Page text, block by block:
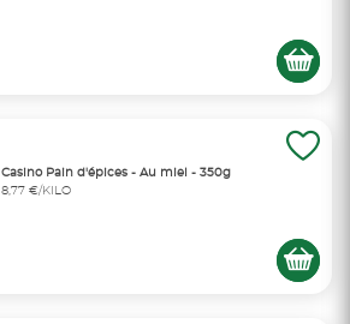
Casino Pain d'épices - Au miel - 350g
8,77 €/KILO